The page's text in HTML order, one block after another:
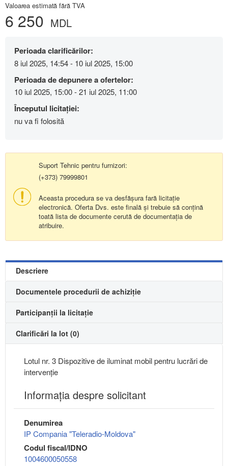
Valoarea estimată fără TVA
6 250 MDL
Perioada clarificărilor:
8 iul 2025, 14:54 - 10 iul 2025, 15:00
Perioada de depunere a ofertelor:
10 iul 2025, 15:00 - 21 iul 2025, 11:00
Începutul licitației:
nu va fi folosită
Suport Tehnic pentru furnizori:
(+373) 79999801
Aceasta procedura se va desfășura fară licitație
electronică. Oferta Dvs. este finală și trebuie să conțină
toată lista de documente cerută de documentația de
atribuire.
Descriere
Documentele procedurii de achiziție
Participanții la licitație
Clarificări la lot (0)
Lotul nr. 3 Dispozitive de iluminat mobil pentru lucrări de
intervenție
Informaţia despre solicitant
Denumirea
IP Compania "Teleradio-Moldova"
Codul fiscal/IDNO
1004600050558